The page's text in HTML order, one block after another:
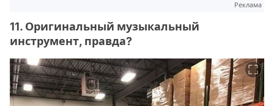
Реклама
11. Оригинальный музыкальный
инструмент, правда?